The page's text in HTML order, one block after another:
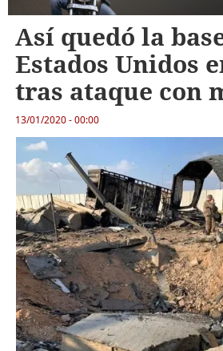
Así quedó la
Estados Unidos
tras ataque con
13/01/2020 - 00:00